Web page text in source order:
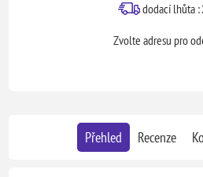
dodací lhůta :
Zvolte adresu pro
Přehled Recenze